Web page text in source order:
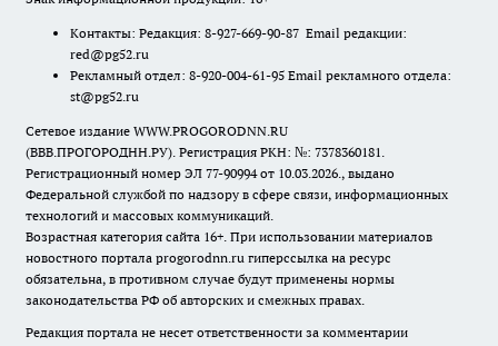
Контакты: Редакция: 8-927-669-90-87 Email редакции:
red@pg52.ru
Рекламный отдел: 8-920-004-61-95 Email рекламного отдела:
st@pg52.ru
Сетевое издание WWW.PROGORODNN.RU
(ВВВ.ПРОГОРОДНН.РУ). Регистрация РКН: №: 7378360181.
Регистрационный номер ЭЛ 77-90994 от 10.03.2026., выдано
Федеральной службой по надзору в сфере связи, информационных
технологий и массовых коммуникаций.
Возрастная категория сайта 16+. При использовании материалов
новостного портала progorodnn.ru гиперссылка на ресурс
обязательна, в противном случае будут применены нормы
законодательства РФ об авторских и смежных правах.
Редакция портала не несет ответственности за комментарии